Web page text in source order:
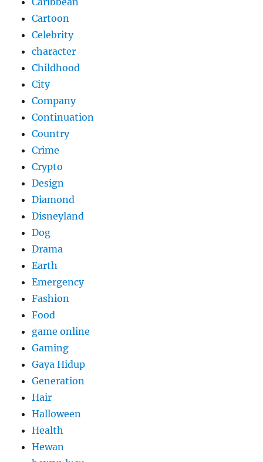
Cartoon
Celebrity
character
Childhood
City
Company
Continuation
Country
Crime
Crypto
Design
Diamond
Disneyland
Dog
Drama
Earth
Emergency
Fashion
Food
game online
Gaming
Gaya Hidup
Generation
Hair
Halloween
Health
Hewan